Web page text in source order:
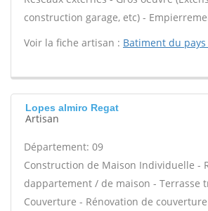
construction garage, etc) -
Voir la fiche artisan : Batiment du
Lopes almiro Regat
Artisan
Département: 09
Construction de Maison Individuelle -
dappartement / de maison - Terrasse
Couverture - Rénovation de